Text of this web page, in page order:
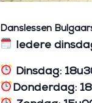
Danslessen
Iedere
Dinsdag:
Donderdag: